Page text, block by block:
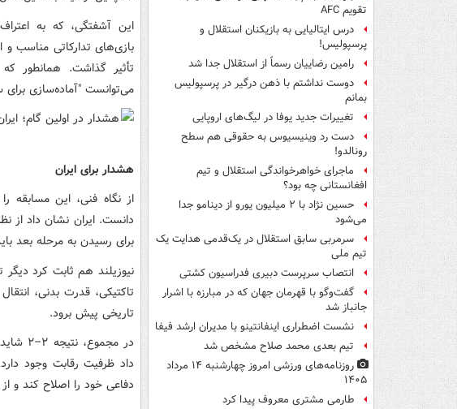
تقویم AFC
درس ایتالیایی‌ به بازیکنان استقلال و
پرسپولیس!
رامین رضاییان رسماً از استقلال جدا شد
دوست نداشتم با ذهن درگیر در پرسپولیس
بمانم
تغییرات جدید یوفا در لیگ‌های اروپایی
دست رد وینیسیوس به حقوقی هم سطح
رونالدو!
ماجرای خواهرخواندگی استقلال و تیم
افغانستانی چه بود؟
حسین نژاد با ۲ میلیون یورو از دینامو جدا
می‌شود
سرمربی سابق استقلال در یک‌قدمی هدایت یک
تیم ملی
انتصاب سرپرست دبیری فدراسیون کشتی
گفت‌وگو با قهرمان جهان که در مبارزه با اشرار
جانباز شد
نشست اضطراری اینفانتینو با مدیران ارشد فیفا
تیم بعدی محمد صلاح مشخص شد
روزنامه‌های ورزشی امروز چهارشنبه ۱۴ مرداد
۱۴۰۵
طارمی مشتری معروف پیدا کرد
این آشفتگی، که به
بازی‌های تدارکاتی مناسب
تأثیر گذاشت. همانطور
می‌توانست "آماده‌سازی
هشدار برای ایران
از نگاه فنی، این مسابقه
دانست. ایران نشان داد از
برای رسیدن به مرحله بعد
نیوزیلند هم ثابت کرد
تاکتیکی، قدرت بدنی،
تاریخی پیش برود.
در
داد ظرفیت رقابت وجود
دفاعی خود را اصلاح کند و